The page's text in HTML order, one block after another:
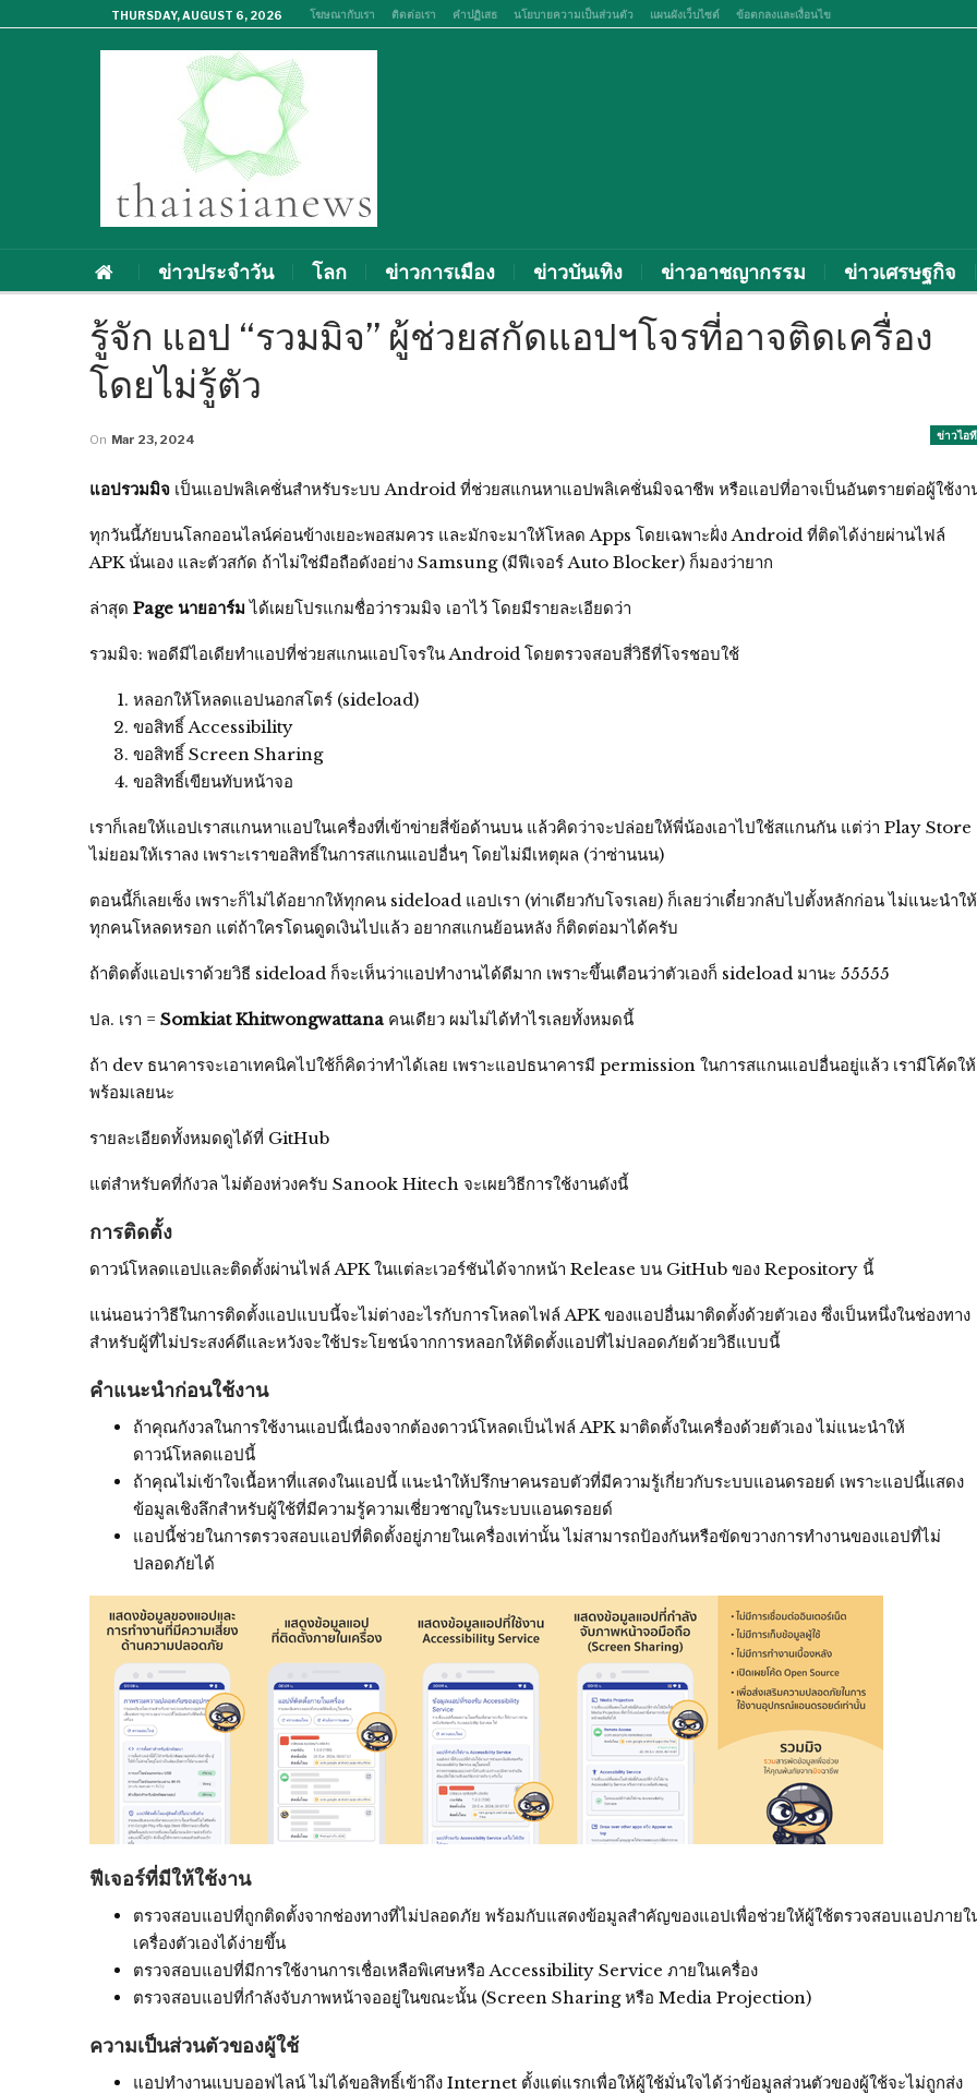
THURSDAY, AUGUST 6, 2026 โฆษณากับเรา ติดต่อเรา คำปฏิเสธ นโยบายความเป็นส่วนตัว แผนผังเว็บไซต์ ข้อตกลงและเงื่อนไข
ข่าวประจำวัน โลก ข่าวการเมือง ข่าวบันเทิง ข่าวอาชญากรรม ข่าวเศรษฐกิจ
รู้จัก แอป “รวมมิจ” ผู้ช่วยสกัดแอปฯโจรที่อาจติดเครื่อง
โดยไม่รู้ตัว
ข่าวไอที
On Mar 23, 2024
แอปรวมมิจ เป็นแอปพลิเคชั่นสำหรับระบบ Android ที่ช่วยสแกนหาแอปพลิเคชั่นมิจฉาชีพ หรือแอปที่อาจเป็นอันตรายต่อผู้ใช้งา
ทุกวันนี้ภัยบนโลกออนไลน์ค่อนข้างเยอะพอสมควร และมักจะมาให้โหลด Apps โดยเฉพาะฝั่ง Android ที่ติดได้ง่ายผ่านไฟล์
APK นั่นเอง และตัวสกัด ถ้าไม่ใช่มือถือดังอย่าง Samsung (มีฟีเจอร์ Auto Blocker) ก็มองว่ายาก
ล่าสุด Page นายอาร์ม ได้เผยโปรแกมชื่อว่ารวมมิจ เอาไว้ โดยมีรายละเอียดว่า
รวมมิจ: พอดีมีไอเดียทำแอปที่ช่วยสแกนแอปโจรใน Android โดยตรวจสอบสี่วิธีที่โจรชอบใช้
หลอกให้โหลดแอปนอกสโตร์ (sideload)
ขอสิทธิ์ Accessibility
ขอสิทธิ์ Screen Sharing
ขอสิทธิ์เขียนทับหน้าจอ
เราก็เลยให้แอปเราสแกนหาแอปในเครื่องที่เข้าข่ายสี่ข้อด้านบน แล้วคิดว่าจะปล่อยให้พี่น้องเอาไปใช้สแกนกัน แต่ว่า Play Store
ไม่ยอมให้เราลง เพราะเราขอสิทธิ์ในการสแกนแอปอื่นๆ โดยไม่มีเหตุผล (ว่าซ่านนน)
ตอนนี้ก็เลยเซ็ง เพราะก็ไม่ได้อยากให้ทุกคน sideload แอปเรา (ท่าเดียวกับโจรเลย) ก็เลยว่าเดี๋ยวกลับไปตั้งหลักก่อน ไม่แนะนำให้
ทุกคนโหลดหรอก แต่ถ้าใครโดนดูดเงินไปแล้ว อยากสแกนย้อนหลัง ก็ติดต่อมาได้ครับ
ถ้าติดตั้งแอปเราด้วยวิธี sideload ก็จะเห็นว่าแอปทำงานได้ดีมาก เพราะขึ้นเตือนว่าตัวเองก็ sideload มานะ 55555
ปล. เรา = Somkiat Khitwongwattana คนเดียว ผมไม่ได้ทำไรเลยทั้งหมดนี้
ถ้า dev ธนาคารจะเอาเทคนิคไปใช้ก็คิดว่าทำได้เลย เพราะแอปธนาคารมี permission ในการสแกนแอปอื่นอยู่แล้ว เรามีโค้ดให้
พร้อมเลยนะ
รายละเอียดทั้งหมดดูได้ที่ GitHub
แต่สำหรับคที่กังวล ไม่ต้องห่วงครับ Sanook Hitech จะเผยวิธีการใช้งานดังนี้
การติดตั้ง
ดาวน์โหลดแอปและติดตั้งผ่านไฟล์ APK ในแต่ละเวอร์ชันได้จากหน้า Release บน GitHub ของ Repository นี้
แน่นอนว่าวิธีในการติดตั้งแอปแบบนี้จะไม่ต่างอะไรกับการโหลดไฟล์ APK ของแอปอื่นมาติดตั้งด้วยตัวเอง ซึ่งเป็นหนึ่งในช่องทาง
สำหรับผู้ที่ไม่ประสงค์ดีและหวังจะใช้ประโยชน์จากการหลอกให้ติดตั้งแอปที่ไม่ปลอดภัยด้วยวิธีแบบนี้
คำแนะนำก่อนใช้งาน
ถ้าคุณกังวลในการใช้งานแอปนี้เนื่องจากต้องดาวน์โหลดเป็นไฟล์ APK มาติดตั้งในเครื่องด้วยตัวเอง ไม่แนะนำให้
ดาวน์โหลดแอปนี้
ถ้าคุณไม่เข้าใจเนื้อหาที่แสดงในแอปนี้ แนะนำให้ปรึกษาคนรอบตัวที่มีความรู้เกี่ยวกับระบบแอนดรอยด์ เพราะแอปนี้แสดง
ข้อมูลเชิงลึกสำหรับผู้ใช้ที่มีความรู้ความเชี่ยวชาญในระบบแอนดรอยด์
แอปนี้ช่วยในการตรวจสอบแอปที่ติดตั้งอยู่ภายในเครื่องเท่านั้น ไม่สามารถป้องกันหรือขัดขวางการทำงานของแอปที่ไม่
ปลอดภัยได้
ฟีเจอร์ที่มีให้ใช้งาน
ตรวจสอบแอปที่ถูกติดตั้งจากช่องทางที่ไม่ปลอดภัย พร้อมกับแสดงข้อมูลสำคัญของแอปเพื่อช่วยให้ผู้ใช้ตรวจสอบแอปภายใ
เครื่องตัวเองได้ง่ายขึ้น
ตรวจสอบแอปที่มีการใช้งานการเชื่อเหลือพิเศษหรือ Accessibility Service ภายในเครื่อง
ตรวจสอบแอปที่กำลังจับภาพหน้าจออยู่ในขณะนั้น (Screen Sharing หรือ Media Projection)
ความเป็นส่วนตัวของผู้ใช้
แอปทำงานแบบออฟไลน์ ไม่ได้ขอสิทธิ์เข้าถึง Internet ตั้งแต่แรกเพื่อให้ผู้ใช้มั่นใจได้ว่าข้อมูลส่วนตัวของผู้ใช้จะไม่ถูกส่ง